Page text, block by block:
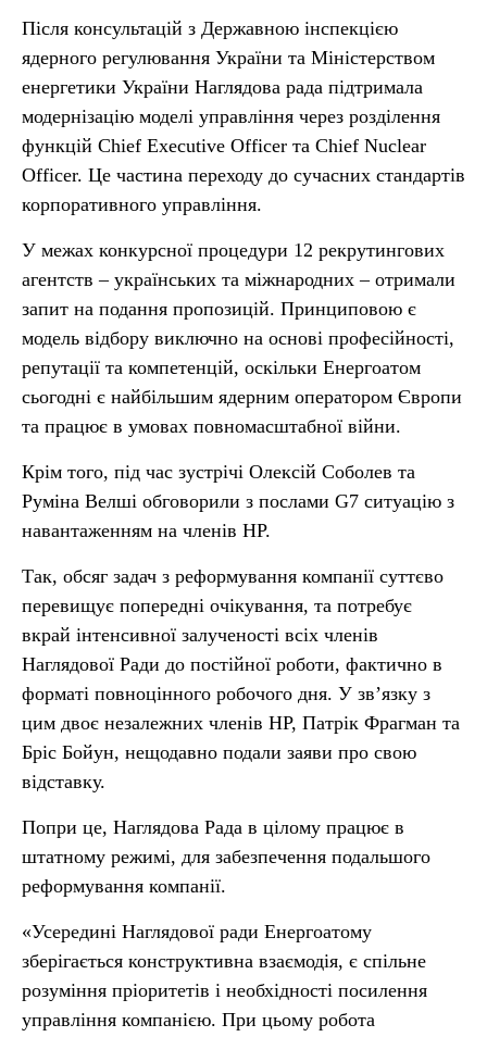
Після консультацій з Державною інспекцією
ядерного регулювання України та Міністерством
енергетики України Наглядова рада підтримала
модернізацію моделі управління через розділення
функцій Chief Executive Officer та Chief Nuclear
Officer. Це частина переходу до сучасних стандартів
корпоративного управління.
У межах конкурсної процедури 12 рекрутингових
агентств – українських та міжнародних – отримали
запит на подання пропозицій. Принциповою є
модель відбору виключно на основі професійності,
репутації та компетенцій, оскільки Енергоатом
сьогодні є найбільшим ядерним оператором Європи
та працює в умовах повномасштабної війни.
Крім того, під час зустрічі Олексій Соболев та
Руміна Велші обговорили з послами G7 ситуацію з
навантаженням на членів НР.
Так, обсяг задач з реформування компанії суттєво
перевищує попередні очікування, та потребує
вкрай інтенсивної залученості всіх членів
Наглядової Ради до постійної роботи, фактично в
форматі повноцінного робочого дня. У звʼязку з
цим двоє незалежних членів НР, Патрік Фрагман та
Бріс Бойун, нещодавно подали заяви про свою
відставку.
Попри це, Наглядова Рада в цілому працює в
штатному режимі, для забезпечення подальшого
реформування компанії.
«Усередині Наглядової ради Енергоатому
зберігається конструктивна взаємодія, є спільне
розуміння пріоритетів і необхідності посилення
управління компанією. При цьому робота